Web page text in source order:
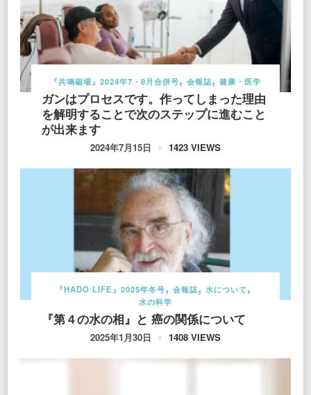
『共鳴磁場』2024年7・8月合併号 会報誌 健康・医学
ガンはプロセスです。作ってしまった理由
を解明することで次のステップに進むこと
が出来ます
2024年7月15日 1423 VIEWS
『HADO LIFE』2025年冬号 会報誌
水について
水の科学
『第４の水の相』と 癌の関係について
2025年1月30日 1408 VIEWS